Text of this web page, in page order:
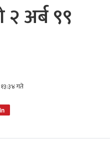
अर्ब ९९
गते